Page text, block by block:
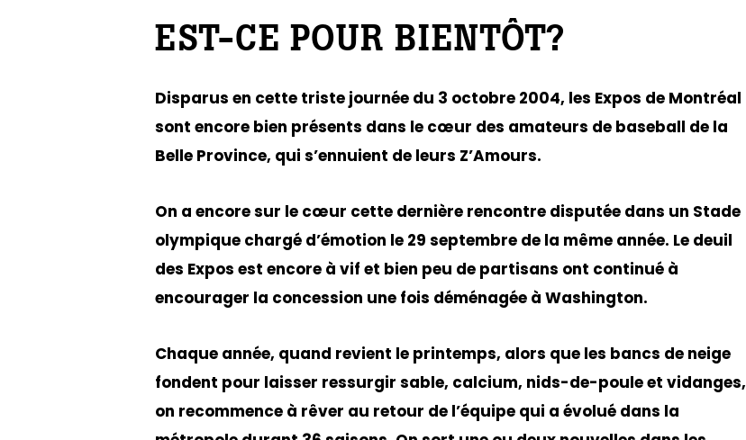
EST-CE POUR BIENTÔT?
Disparus en cette triste journée du 3 octobre 2004, les Expos de Montréal
sont encore bien présents dans le cœur des amateurs de baseball de la
Belle Province, qui s’ennuient de leurs Z’Amours.
On a encore sur le cœur cette dernière rencontre disputée dans un Stade
olympique chargé d’émotion le 29 septembre de la même année. Le deuil
des Expos est encore à vif et bien peu de partisans ont continué à
encourager la concession une fois déménagée à Washington.
Chaque année, quand revient le printemps, alors que les bancs de neige
fondent pour laisser ressurgir sable, calcium, nids-de-poule et vidanges,
on recommence à rêver au retour de l’équipe qui a évolué dans la